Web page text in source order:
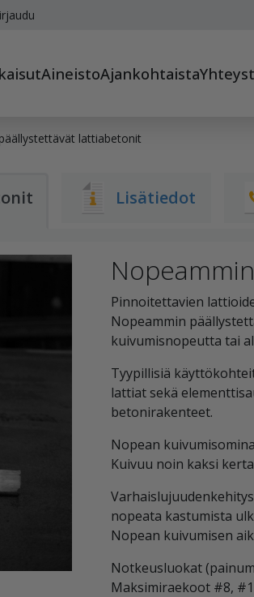
AineistoAjankohtaista
lattiabetonit
Lisätiedot
Pinnoitettavien
Nopeammin
kuivumisnopeutta tai
Tyypillisiä
lattiat sekä
betonirakenteet.
Nopean
Kuivuu noin kaksi
nopeata kastumista
Nopean kuivumisen
Notkeusluokat
Maksimiraekoot #8,